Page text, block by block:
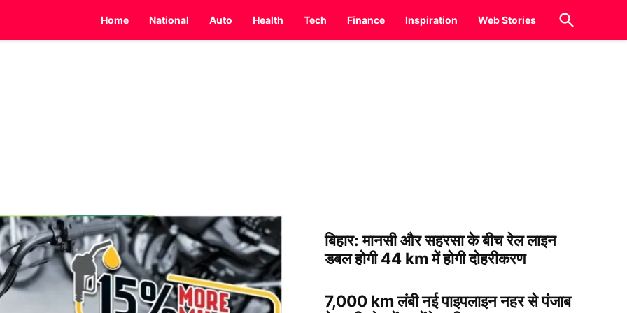
Home National Auto Health Tech Finance Inspiration Web Stories
Open
Search
बिहार: मानसी और सहरसा के बीच रेल लाइन
डबल होगी 44 km में होगी दोहरीकरण
7,000 km लंबी नई पाइपलाइन नहर से पंजाब